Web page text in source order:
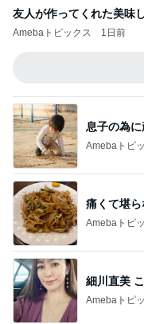
友人が作ってくれた美味
Amebaトピックス 1日前
息子の為
Amebaトピ
痛くて堪
Amebaトピ
細川直美
Amebaトピ